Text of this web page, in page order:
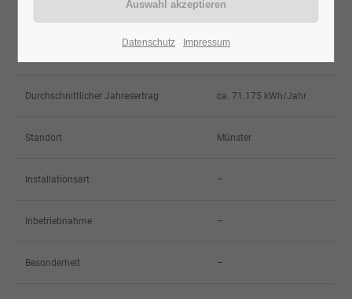
Durchschnittlicher Jahresertrag ca. 71.175 kWh/Jahr
Standort Münster
Installationsart –
Inbetriebnahme –
Besonderheit –
Datenschutz Impressum